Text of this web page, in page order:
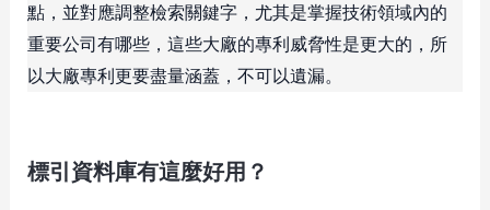
點，並對應調整檢索關鍵字，尤其是掌握技術領域內的
重要公司有哪些，這些大廠的專利威脅性是更大的，所
以大廠專利更要盡量涵蓋，不可以遺漏。
標引資料庫有這麼好用？